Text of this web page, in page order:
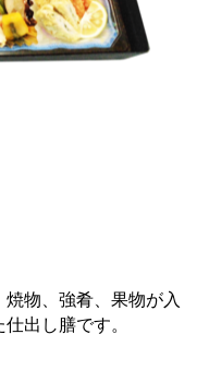
物、強肴、果物が入
出し膳です。